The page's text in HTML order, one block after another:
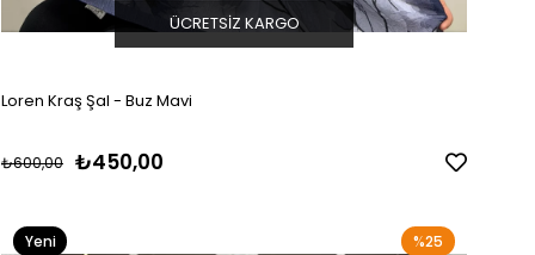
Loren Kraş Şal - Buz Mavi
₺450,00
₺600,00
ÜCRETSIZ KARGO
%25
Yeni